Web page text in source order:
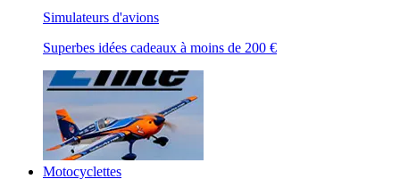
Simulateurs d'avions
Superbes idées cadeaux à moins de 200 €
Motocyclettes